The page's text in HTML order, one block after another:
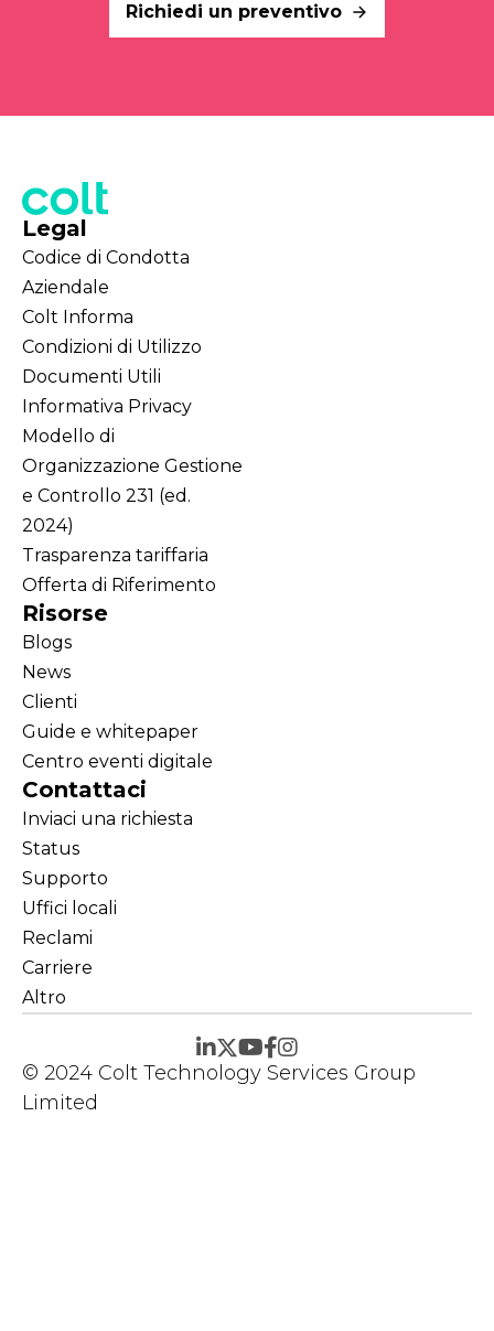
Richiedi un preventivo
Legal
Codice di Condotta
Aziendale
Colt Informa
Condizioni di Utilizzo
Documenti Utili
Informativa Privacy
Modello di
Organizzazione Gestione
e Controllo 231 (ed.
2024)
Trasparenza tariffaria
Offerta di Riferimento
Risorse
Blogs
News
Clienti
Guide e whitepaper
Centro eventi digitale
Contattaci
Inviaci una richiesta
Status
Supporto
Uffici locali
Reclami
Carriere
Altro
© 2024 Colt Technology Services Group
Limited